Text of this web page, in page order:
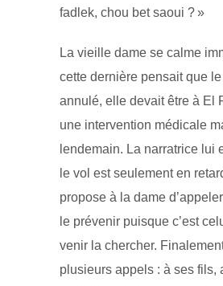
fadlek, chou bet saoui ? »
La vieille dame se calme
cette dernière pensait que
annulé, elle devait être à El
une intervention médicale
lendemain. La narratrice lui
le vol est seulement en
propose à la dame
le prévenir puisque c’est
venir la chercher.
plusieurs appels : à ses fils,